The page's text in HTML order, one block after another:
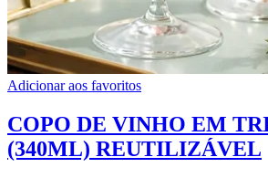
Adicionar aos favoritos
COPO DE VINHO EM
(340ML) REUTILIZÁVEL